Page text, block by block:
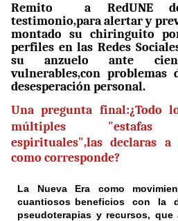
Remito a RedUNE
testimonio,para alertar y
montado su chiringuito
perfiles en las Redes
su anzuelo ante
vulnerables,con problemas
desesperación personal.
Una pregunta final:¿Todo
múltiples
espirituales",las declaras
como corresponde?
La Nueva Era como
cuantiosos beneficios con la
pseudoterapias y recursos,